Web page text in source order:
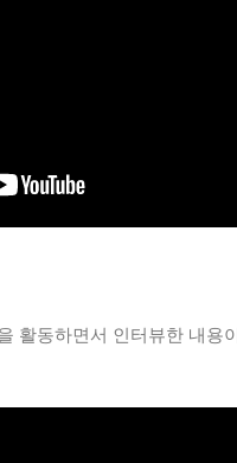
활동하면서 인터뷰한 내용